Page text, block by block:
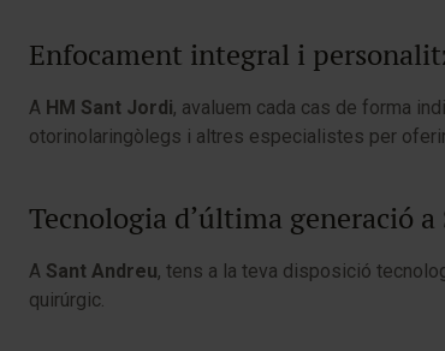
Enfocament integral i
A HM Sant Jordi, avaluem cada cas de forma
otorinolaringòlegs i altres especialistes per
Tecnologia d’última generació
A Sant Andreu, tens a la teva disposició
quirúrgic.